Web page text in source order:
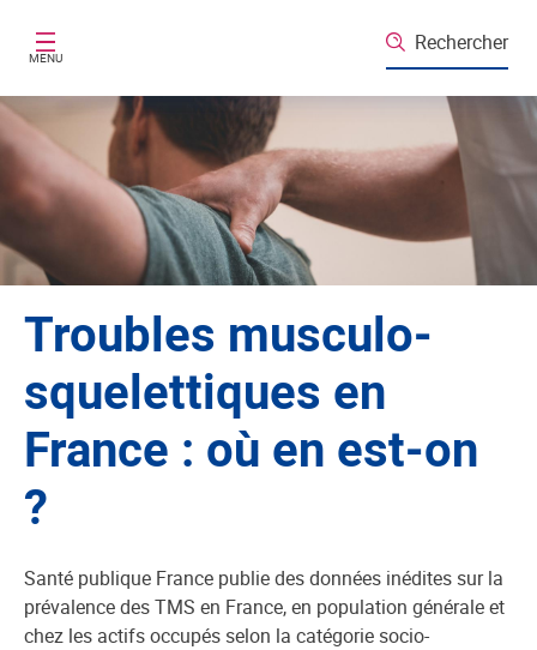
MENU
Rechercher
Troubles musculo-
squelettiques en
France : où en est-on
?
Santé publique France publie des données inédites sur la
prévalence des TMS en France, en population générale et
chez les actifs occupés selon la catégorie socio-